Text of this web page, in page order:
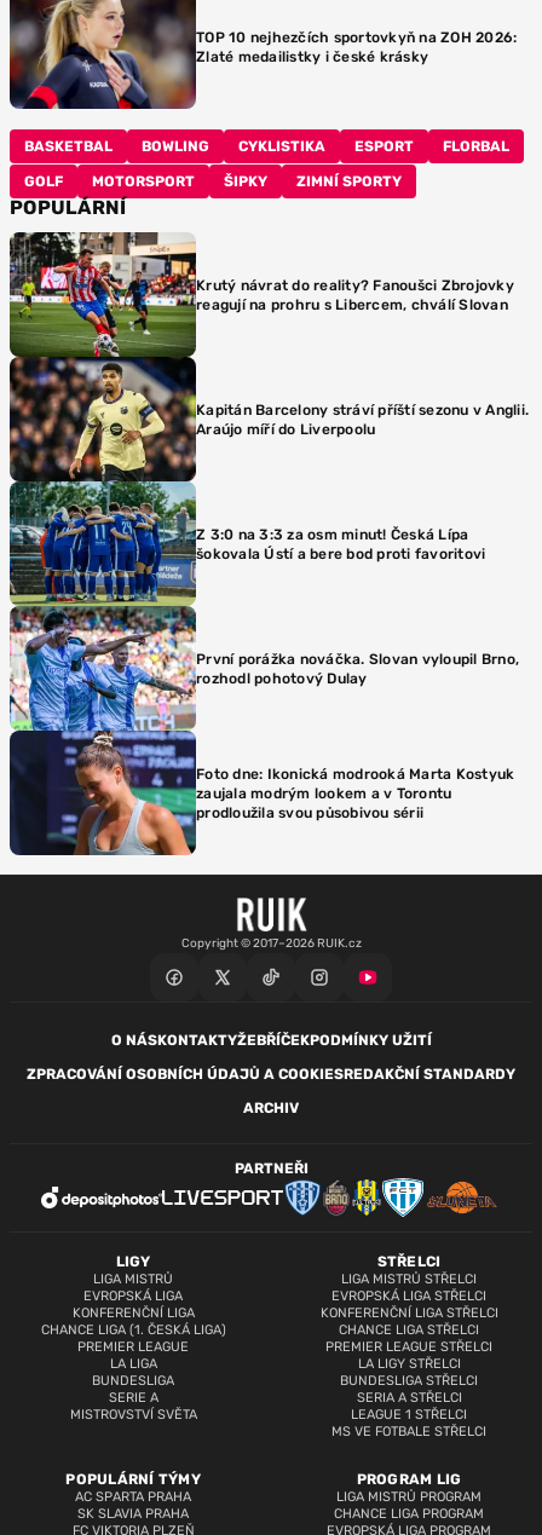
TOP 10 nejhezčích sportovkyň na ZOH 2026:
Zlaté medailistky i české krásky
BASKETBAL BOWLING CYKLISTIKA ESPORT FLORBAL
GOLF MOTORSPORT ŠIPKY ZIMNÍ SPORTY
POPULÁRNÍ
Krutý návrat do reality? Fanoušci Zbrojovky
reagují na prohru s Libercem, chválí Slovan
Kapitán Barcelony stráví příští sezonu v Anglii.
Araújo míří do Liverpoolu
Z 3:0 na 3:3 za osm minut! Česká Lípa
šokovala Ústí a bere bod proti favoritovi
První porážka nováčka. Slovan vyloupil Brno,
rozhodl pohotový Dulay
Foto dne: Ikonická modrooká Marta Kostyuk
zaujala modrým lookem a v Torontu
prodloužila svou působivou sérii
Copyright © 2017–2026 RUIK.cz
O NÁSKONTAKTYŽEBŘÍČEKPODMÍNKY UŽITÍ
ZPRACOVÁNÍ OSOBNÍCH ÚDAJŮ A COOKIESREDAKČNÍ STANDARDY
ARCHIV
LIGY
LIGA MISTRŮ
EVROPSKÁ LIGA
KONFERENČNÍ LIGA
CHANCE LIGA (1. ČESKÁ LIGA)
PREMIER LEAGUE
LA LIGA
BUNDESLIGA
SERIE A
MISTROVSTVÍ SVĚTA
STŘELCI
LIGA MISTRŮ STŘELCI
EVROPSKÁ LIGA STŘELCI
KONFERENČNÍ LIGA STŘELCI
CHANCE LIGA STŘELCI
PREMIER LEAGUE STŘELCI
LA LIGY STŘELCI
BUNDESLIGA STŘELCI
SERIA A STŘELCI
LEAGUE 1 STŘELCI
MS VE FOTBALE STŘELCI
POPULÁRNÍ TÝMY
AC SPARTA PRAHA
SK SLAVIA PRAHA
FC VIKTORIA PLZEŇ
PROGRAM LIG
LIGA MISTRŮ PROGRAM
CHANCE LIGA PROGRAM
EVROPSKÁ LIGA PROGRAM
PARTNEŘI